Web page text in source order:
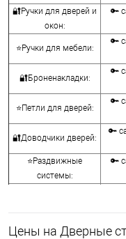
🔐Ручки для дверей и
окон:
🔑
⭐Ручки для мебели:
🔑
🔐Броненакладки:
🔑
⭐Петли для дверей:
🔑
🔐Доводчики дверей:
🔑
⭐Раздвижные
системы:
🔑
⭐Сейфы:
Цены на Дверные